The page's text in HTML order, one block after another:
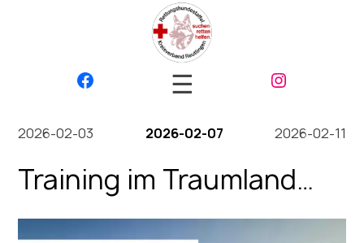
☰
2026-02-03 2026-02-07 2026-02-11
Training im Traumland
auf der Bärenhöhle 2026